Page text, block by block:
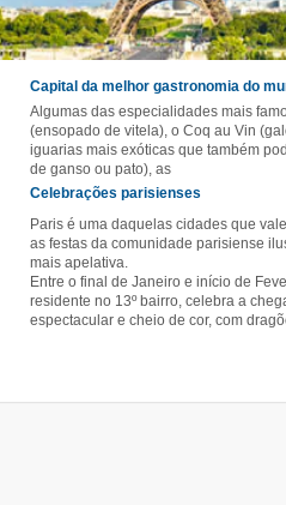
Capital da melhor gastronomia do
Algumas das especialidades mais
(ensopado de vitela), o Coq au Vin
iguarias mais exóticas que também
de ganso ou pato), as
Celebrações parisienses
Paris é uma daquelas cidades que
as festas da comunidade parisiense
mais apelativa.
Entre o final de Janeiro e início de
residente no 13º bairro, celebra a
espectacular e cheio de cor, com